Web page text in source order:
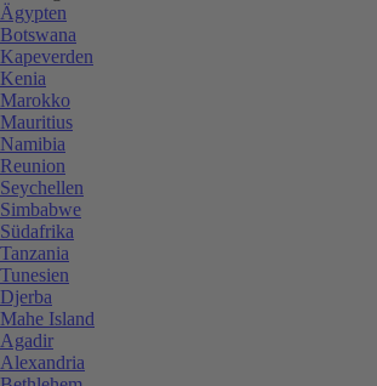
Ägypten
Botswana
Kapeverden
Kenia
Marokko
Mauritius
Namibia
Reunion
Seychellen
Simbabwe
Südafrika
Tanzania
Tunesien
Djerba
Mahe Island
Agadir
Alexandria